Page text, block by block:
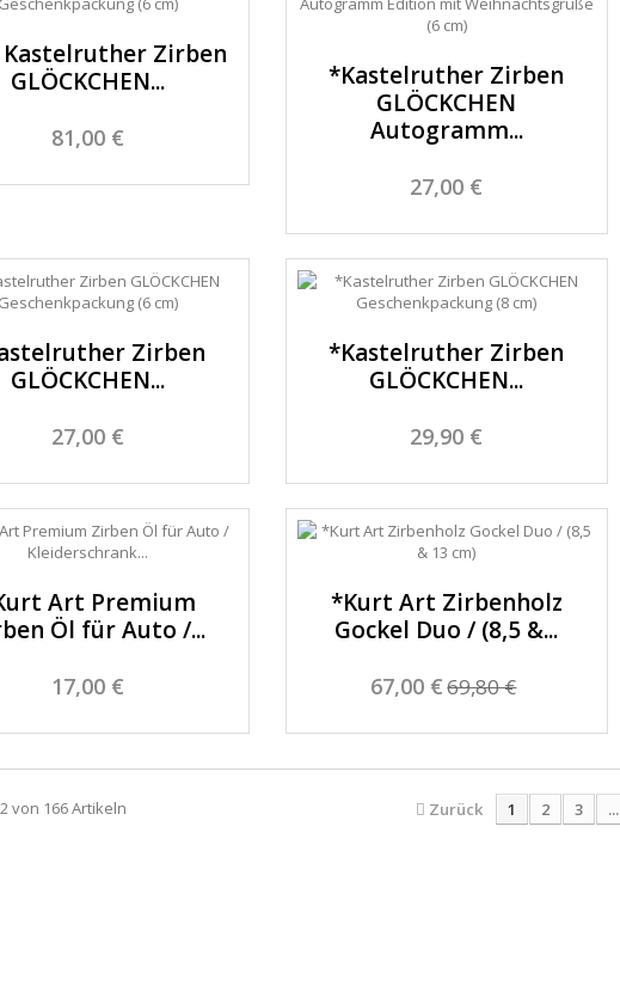
Kastelruther Zirben
GLÖCKCHEN...
81,00 €
*Kastelruther Zirben
GLÖCKCHEN
Autogramm...
27,00 €
Zirben
GLÖCKCHEN...
27,00 €
*Kastelruther Zirben
GLÖCKCHEN...
29,90 €
Art Premium
Öl für Auto /...
17,00 €
*Kurt Art Zirbenholz
Gockel Duo / (8,5 &...
67,00 €69,80 €
Zurück 1 2 3 ...
von 166 Artikeln